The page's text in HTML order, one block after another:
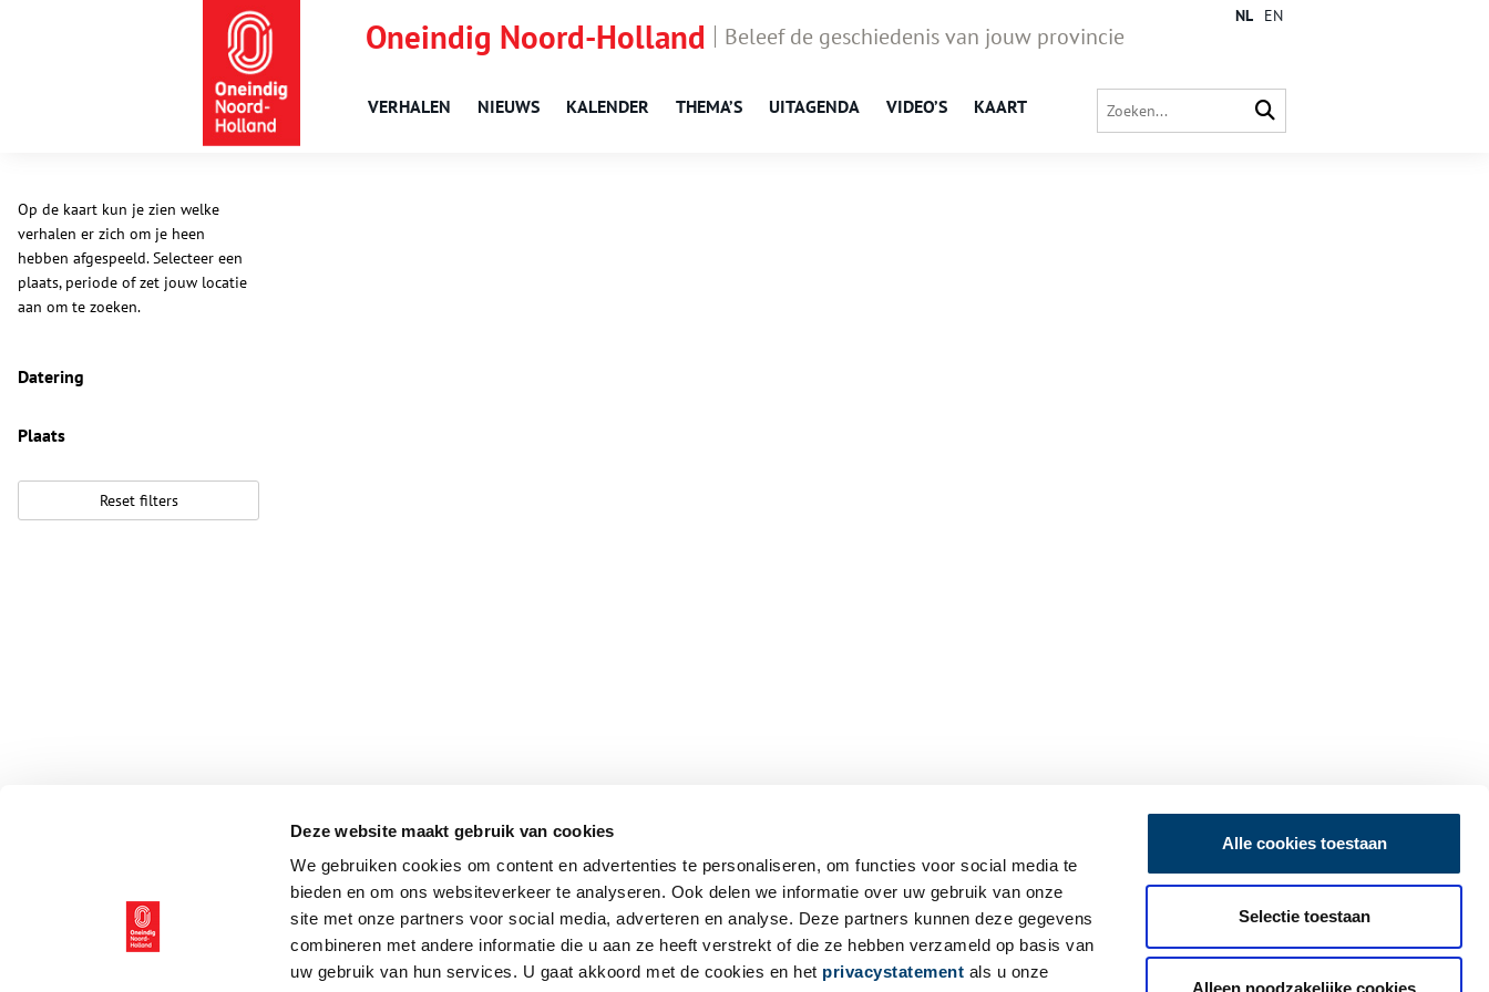
Deze website maakt gebruik van cookies
We gebruiken cookies om content en advertenties te personaliseren, om functies voor social media te
bieden en om ons websiteverkeer te analyseren. Ook delen we informatie over uw gebruik van onze
site met onze partners voor social media, adverteren en analyse. Deze partners kunnen deze gegevens
combineren met andere informatie die u aan ze heeft verstrekt of die ze hebben verzameld op basis van
uw gebruik van hun services. U gaat akkoord met de cookies en het privacystatement als u onze
Alle cookies toestaan
Selectie toestaan
Alleen noodzakelijke cookies
Oneindig Noord-Holland Beleef de geschiedenis van jouw provincie
VERHALEN NIEUWS KALENDER THEMA’S UITAGENDA VIDEO’S KAART
NL EN
Op de kaart kun je zien welke
verhalen er zich om je heen
hebben afgespeeld. Selecteer een
plaats, periode of zet jouw locatie
aan om te zoeken.
Datering
Plaats
Reset filters